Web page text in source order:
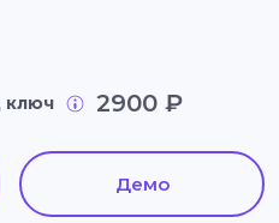
ключ 2900 ₽
Демо